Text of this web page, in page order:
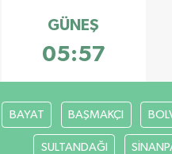
GÜNEŞ
05:57
BAYAT BAŞMAKÇI
SULTANDAĞI